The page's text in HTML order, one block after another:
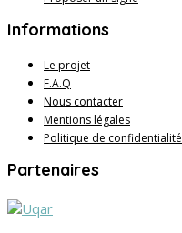
Informations
Le projet
F.A.Q
Nous contacter
Mentions légales
Politique de confidentialité
Partenaires